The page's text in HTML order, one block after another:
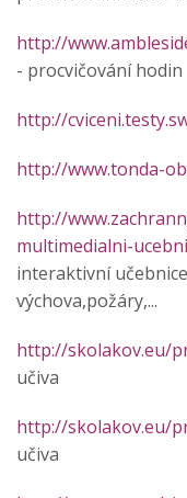
http://
- procvičování hodin
http://
http://www.tonda-
http://
multimedialni-
interaktivní
výchova,požáry,...
http://skolakov.eu/
učiva
http://skolakov.eu/
učiva